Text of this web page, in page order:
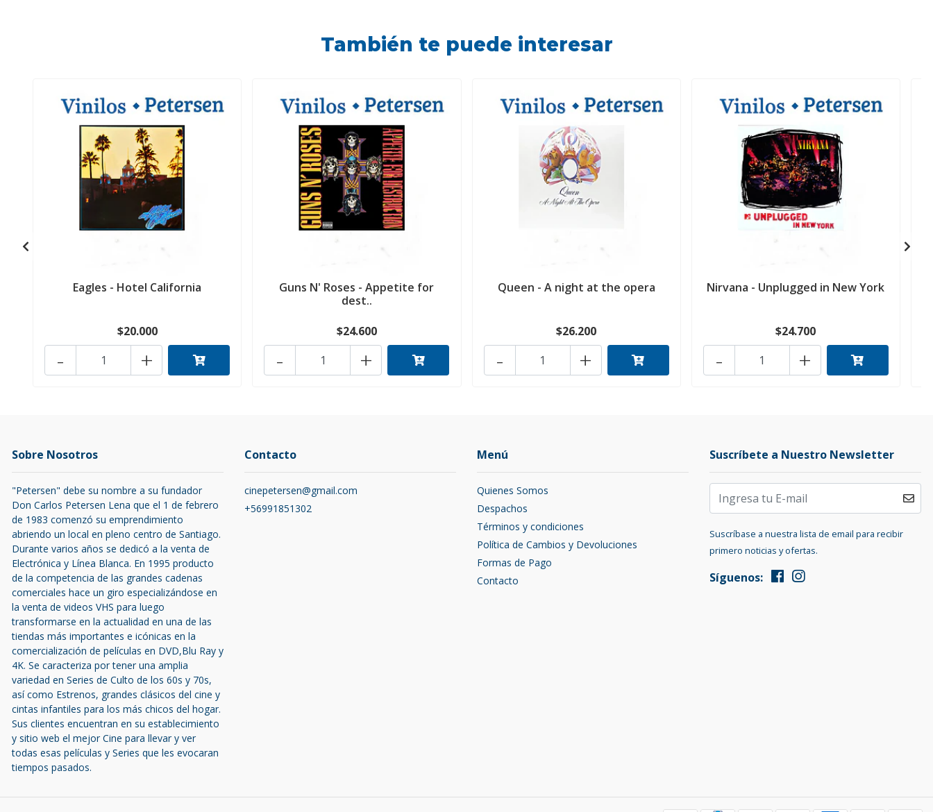
También te puede interesar
Eagles - Hotel California
$20.000
+
-
Guns N' Roses - Appetite for
dest..
$24.600
+
-
Queen - A night at the opera
$26.200
+
-
Nirvana - Unplugged in New York
$24.700
+
-
Sobre Nosotros
"Petersen" debe su nombre a su fundador
Don Carlos Petersen Lena que el 1 de febrero
de 1983 comenzó su emprendimiento
abriendo un local en pleno centro de Santiago.
Durante varios años se dedicó a la venta de
Electrónica y Línea Blanca. En 1995 producto
de la competencia de las grandes cadenas
comerciales hace un giro especializándose en
la venta de videos VHS para luego
transformarse en la actualidad en una de las
tiendas más importantes e icónicas en la
comercialización de películas en DVD,Blu Ray y
4K. Se caracteriza por tener una amplia
variedad en Series de Culto de los 60s y 70s,
así como Estrenos, grandes clásicos del cine y
cintas infantiles para los más chicos del hogar.
Sus clientes encuentran en su establecimiento
y sitio web el mejor Cine para llevar y ver
todas esas películas y Series que les evocaran
tiempos pasados.
Contacto
cinepetersen@gmail.com
+56991851302
Menú
Quienes Somos
Despachos
Términos y condiciones
Política de Cambios y Devoluciones
Formas de Pago
Contacto
Suscríbete a Nuestro Newsletter
Suscríbase a nuestra lista de email para recibir
primero noticias y ofertas.
Síguenos: